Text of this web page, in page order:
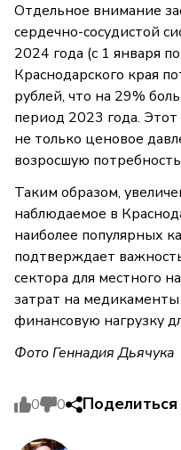
Отдельное внимание
сердечно-сосудистой
2024 года (с 1 января
Краснодарского края
рублей, что на 29%
период 2023 года.
не только ценовое
возросшую
Таким образом,
наблюдаемое в
наиболее популярных
подтверждает
сектора для местного
затрат на
финансовую нагрузку
Фото Геннадия Дьячука
0 0 Поделиться